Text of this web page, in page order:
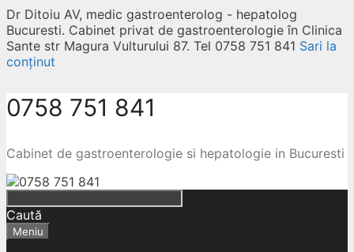
Dr Ditoiu AV, medic gastroenterolog - hepatolog
Bucuresti. Cabinet privat de gastroenterologie în Clinica
Sante str Magura Vulturului 87. Tel 0758 751 841 Sari la
conținut
0758 751 841
Cabinet de gastroenterologie si hepatologie in Bucuresti
Caută
Meniu